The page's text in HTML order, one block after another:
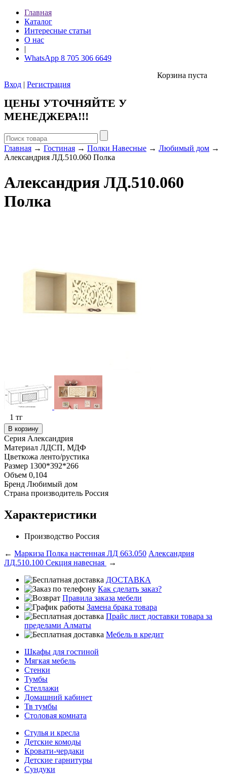
Главная
Каталог
Интересные статьи
О нас
|
WhatsApp 8 705 306 6649
Корзина пуста
Вход | Регистрация
ЦЕНЫ УТОЧНЯЙТЕ У
МЕНЕДЖЕРА!!!
Главная → Гостиная → Полки Навесные → Любимый дом →
Александрия ЛД.510.060 Полка
Александрия ЛД.510.060
Полка
1 тг
В корзину
Серия Александрия
Материал ЛДСП, МДФ
Цветкожа ленто/рустика
Размер 1300*392*266
Объем 0,104
Бренд Любимый дом
Страна производитель Россия
Характеристики
Производство Россия
← Маркиза Полка настенная ЛД 663.050 Александрия
ЛД.510.100 Секция навесная
→
ДОСТАВКА
Как сделать заказ?
Правила заказа мебели
Замена брака товара
Прайс лист доставки товара за
пределами Алматы
Мебель в кредит
Шкафы для гостиной
Мягкая мебель
Стенки
Тумбы
Стеллажи
Домашний кабинет
Тв тумбы
Столовая комната
Стулья и кресла
Детские комоды
Кровати-чердаки
Детские гарнитуры
Сундуки